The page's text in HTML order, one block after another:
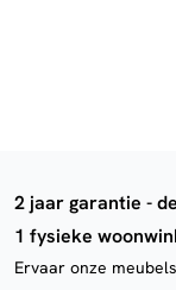
2 jaar garantie -
1 fysieke
Ervaar onze